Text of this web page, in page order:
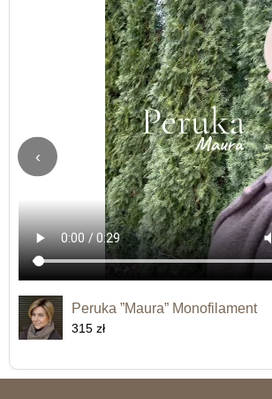
‹
Peruka ”Maura” Monofilament
315 zł